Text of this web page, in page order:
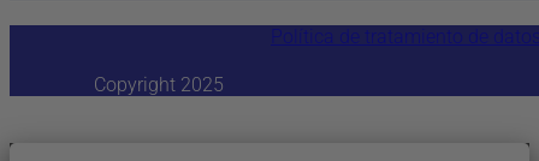
Política de tratamiento de
Copyright 2025